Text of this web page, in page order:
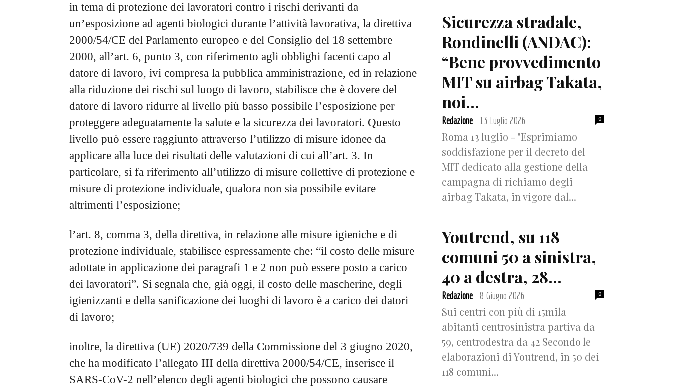
in tema di protezione dei lavoratori contro i rischi derivanti da
un’esposizione ad agenti biologici durante l’attività lavorativa, la direttiva
2000/54/CE del Parlamento europeo e del Consiglio del 18 settembre
2000, all’art. 6, punto 3, con riferimento agli obblighi facenti capo al
datore di lavoro, ivi compresa la pubblica amministrazione, ed in relazione
alla riduzione dei rischi sul luogo di lavoro, stabilisce che è dovere del
datore di lavoro ridurre al livello più basso possibile l’esposizione per
proteggere adeguatamente la salute e la sicurezza dei lavoratori. Questo
livello può essere raggiunto attraverso l’utilizzo di misure idonee da
applicare alla luce dei risultati delle valutazioni di cui all’art. 3. In
particolare, si fa riferimento all’utilizzo di misure collettive di protezione e
misure di protezione individuale, qualora non sia possibile evitare
altrimenti l’esposizione;
l’art. 8, comma 3, della direttiva, in relazione alle misure igieniche e di
protezione individuale, stabilisce espressamente che: “il costo delle misure
adottate in applicazione dei paragrafi 1 e 2 non può essere posto a carico
dei lavoratori”. Si segnala che, già oggi, il costo delle mascherine, degli
igienizzanti e della sanificazione dei luoghi di lavoro è a carico dei datori
di lavoro;
inoltre, la direttiva (UE) 2020/739 della Commissione del 3 giugno 2020,
che ha modificato l’allegato III della direttiva 2000/54/CE, inserisce il
SARS-CoV-2 nell’elenco degli agenti biologici che possono causare
Sicurezza stradale,
Rondinelli (ANDAC):
“Bene provvedimento
MIT su airbag Takata,
noi...
Redazione - 13 Luglio 2026 0
Roma 13 luglio - "Esprimiamo
soddisfazione per il decreto del
MIT dedicato alla gestione della
campagna di richiamo degli
airbag Takata, in vigore dal...
Youtrend, su 118
comuni 50 a sinistra,
40 a destra, 28...
Redazione - 8 Giugno 2026 0
Sui centri con più di 15mila
abitanti centrosinistra partiva da
59, centrodestra da 42 Secondo le
elaborazioni di Youtrend, in 50 dei
118 comuni...